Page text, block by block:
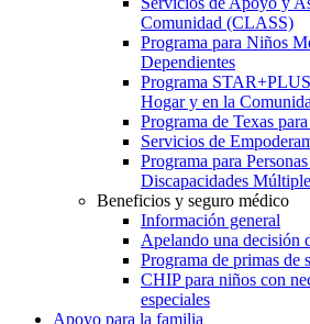
Comunidad (CLASS)
Programa para Niños
Dependientes
Programa
Hogar y en la
Programa de Texas
Servicios de
Programa para
Discapacidades
Beneficios y seguro médico
Información general
Apelando una decisión
Programa de primas de
CHIP para niños con
especiales
Apoyo para la familia